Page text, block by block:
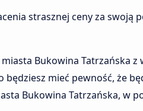
strasznej ceny za swoją
Bukowina Tatrzańska
mieć pewność, że
Bukowina Tatrzańska, w